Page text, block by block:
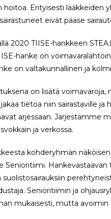
hoitoa. Erityisesti lääkkeiden
eivät pääse
2020 TIISE-hankkeen
hanke on
on valtakunnallinen ja
on lisätä voimavaroja,
tietoa niin sairastaville
arjessaan. Järjestämme
ja verkossa.
kohderyhmän
Senioritiimi.
Senioritiimin ja
mukaisesti, mutta avoimin